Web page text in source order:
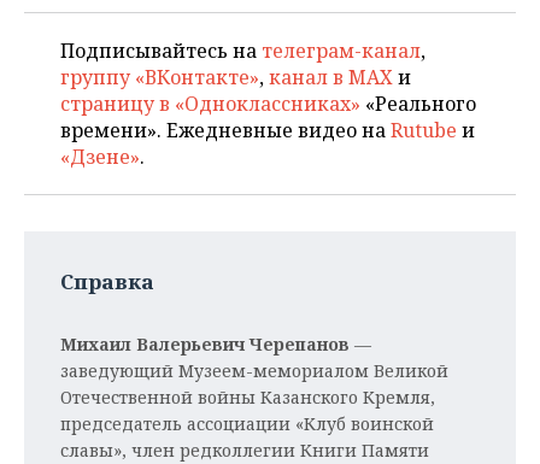
Подписывайтесь на телеграм-канал,
группу «ВКонтакте»,канал в MAXи
страницу в «Одноклассниках» «Реального
времени». Ежедневные видео наRutube и
«Дзене».
Справка
Михаил Валерьевич Черепанов —
заведующий Музеем-мемориалом Великой
Отечественной войны Казанского Кремля,
председатель ассоциации «Клуб воинской
славы», член редколлегии Книги Памяти